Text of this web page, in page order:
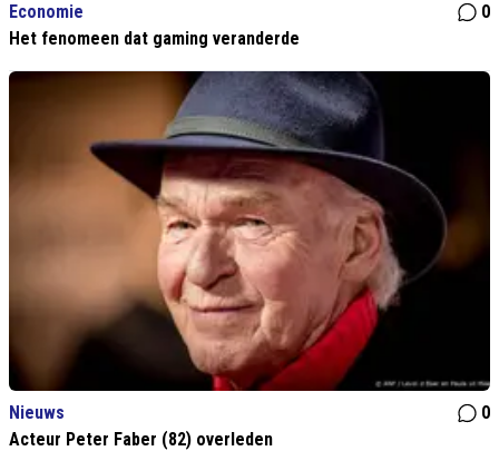
Economie
0
Het fenomeen dat gaming veranderde
Nieuws
0
Acteur Peter Faber (82) overleden